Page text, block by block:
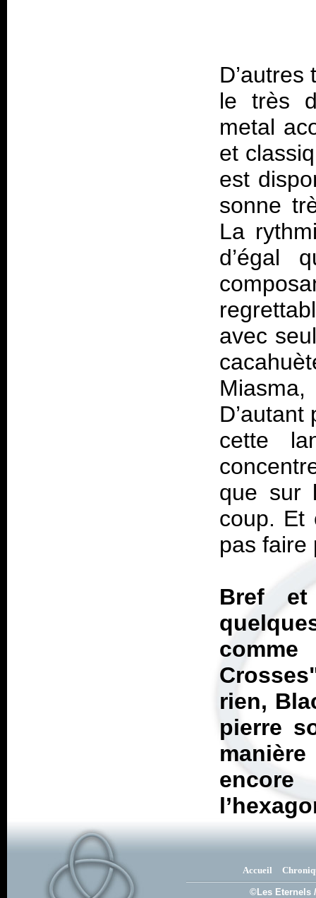
le très
metal
et
est
sonne
La
d’égal
avec
Miasma,
cette
que sur
coup. Et
pas faire
Bref
rien,
pierre
Accueil
©Les Eternels